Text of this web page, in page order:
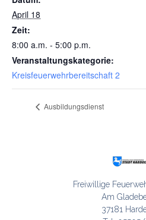
April 18
Zeit:
8:00 a.m. - 5:00 p.m.
Veranstaltungskategorie:
Kreisfeuerwehrbereitschaft 2
Ausbildungsdienst
Freiwillige
Am
37181